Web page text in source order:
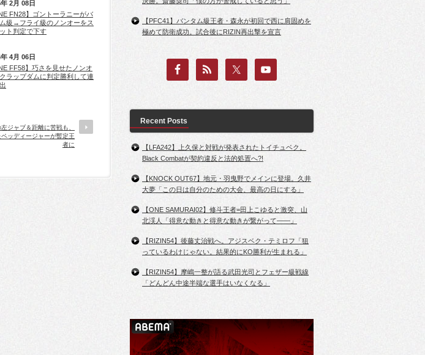
2月 08日
FN28】ゴントーラニーがバ
級→フライ級のノンオーをス
ト判定で下す
4月 06日
FF58】巧さを見せたノンオ
ラップダムに判定勝利して連
ジャブ＆距離に苦戦も、
ッディージャーが暫定王
者に
【PFC41】バンタム級王者・森永が初回で西に肩固めを
極めて防衛成功。試合後にRIZIN再出撃を宣言
Recent Posts
【LFA242】上久保と対戦が発表されたトイチュベク。
Black Combatが契約違反と法的処置へ?!
【KNOCK OUT67】地元・羽曳野でメインに登場。久井
大夢「この日は自分のための大会、最高の日にする」
【ONE SAMURAI02】修斗王者=田上こゆると激突、山
北渓人「得意な動きと得意な動きが繋がって――」
【RIZIN54】後藤丈治戦へ。アジスベク・テミロフ「狙
っているわけじゃない。結果的にKO勝利が生まれる」
【RIZIN54】摩嶋一整が語る武田光司とフェザー級戦線
「どんどん中途半端な選手はいなくなる」